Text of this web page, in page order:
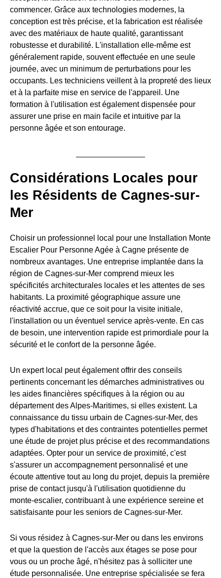
commencer. Grâce aux technologies modernes, la
conception est très précise, et la fabrication est réalisée
avec des matériaux de haute qualité, garantissant
robustesse et durabilité. L'installation elle-même est
généralement rapide, souvent effectuée en une seule
journée, avec un minimum de perturbations pour les
occupants. Les techniciens veillent à la propreté des lieux
et à la parfaite mise en service de l'appareil. Une
formation à l'utilisation est également dispensée pour
assurer une prise en main facile et intuitive par la
personne âgée et son entourage.
Considérations Locales pour
les Résidents de Cagnes-sur-
Mer
Choisir un professionnel local pour une Installation Monte
Escalier Pour Personne Agée à Cagne présente de
nombreux avantages. Une entreprise implantée dans la
région de Cagnes-sur-Mer comprend mieux les
spécificités architecturales locales et les attentes de ses
habitants. La proximité géographique assure une
réactivité accrue, que ce soit pour la visite initiale,
l'installation ou un éventuel service après-vente. En cas
de besoin, une intervention rapide est primordiale pour la
sécurité et le confort de la personne âgée.
Un expert local peut également offrir des conseils
pertinents concernant les démarches administratives ou
les aides financières spécifiques à la région ou au
département des Alpes-Maritimes, si elles existent. La
connaissance du tissu urbain de Cagnes-sur-Mer, des
types d'habitations et des contraintes potentielles permet
une étude de projet plus précise et des recommandations
adaptées. Opter pour un service de proximité, c'est
s'assurer un accompagnement personnalisé et une
écoute attentive tout au long du projet, depuis la première
prise de contact jusqu'à l'utilisation quotidienne du
monte-escalier, contribuant à une expérience sereine et
satisfaisante pour les seniors de Cagnes-sur-Mer.
Si vous résidez à Cagnes-sur-Mer ou dans les environs
et que la question de l'accès aux étages se pose pour
vous ou un proche âgé, n'hésitez pas à solliciter une
étude personnalisée. Une entreprise spécialisée se fera